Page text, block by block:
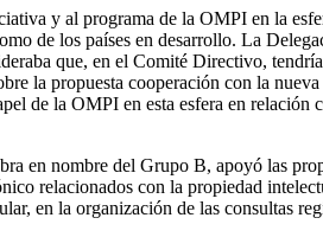
y al programa de la OMPI en la
de los países en desarrollo. La
que, en el Comité Directivo,
la propuesta cooperación con la
de la OMPI en esta esfera en
en nombre del Grupo B, apoyó las
relacionados con la propiedad
en la organización de las consultas